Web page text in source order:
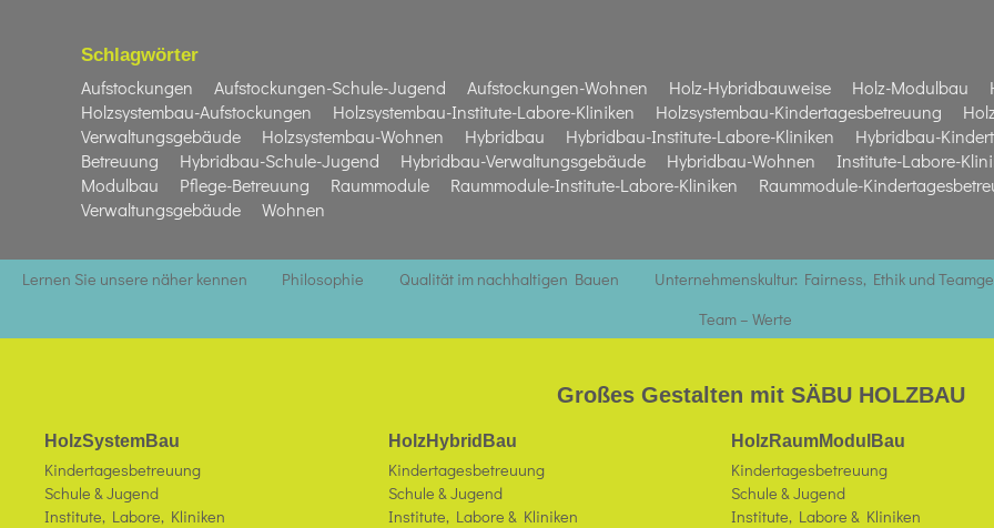
Schlagwörter
Aufstockungen Aufstockungen-Schule-Jugend Aufstockungen-Wohnen Holz-Hybridbauweise Holz-Modulbau
Holzsystembau-Aufstockungen
Holzsystembau-Institute-Labore-Kliniken Holzsystembau-Kindertagesbetreuung
Verwaltungsgebäude
Holzsystembau-Wohnen Hybridbau Hybridbau-Institute-Labore-Kliniken Hybridbau-
Betreuung
Hybridbau-Schule-Jugend Hybridbau-Verwaltungsgebäude Hybridbau-Wohnen Institute-Labore-
Modulbau
Pflege-Betreuung Raummodule Raummodule-Institute-Labore-Kliniken Raummodule-
Verwaltungsgebäude
Wohnen
Lernen Sie unsere näher kennen Philosophie Qualität im nachhaltigen Bauen Unternehmenskultur: Fairness, Ethik und
Team – Werte
Großes Gestalten mit SÄBU HOLZBAU
HolzSystemBau
Kindertagesbetreuung
Schule & Jugend
Institute, Labore, Kliniken
HolzHybridBau
Kindertagesbetreuung
Schule & Jugend
Institute, Labore & Kliniken
HolzRaumModulBau
Kindertagesbetreuung
Schule & Jugend
Institute, Labore & Kliniken